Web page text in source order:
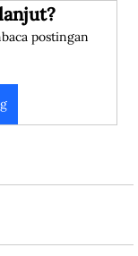
postingan